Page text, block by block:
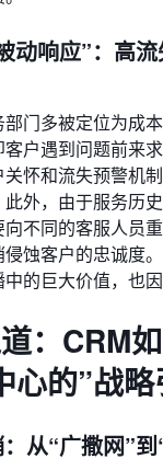
动响应”：高
门多被定位为成
户遇到问题前来
怀和流失预警机
外，由于服务历
不同的客服人员
蚀客户的忠诚度
的巨大价值，也因
：CRM
心的”战
从“广撒网”到